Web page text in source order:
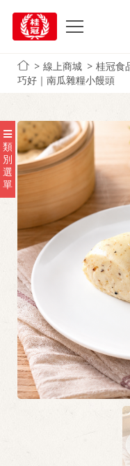
線上商城 桂冠食
巧好｜南瓜雜糧小饅頭
類
別
選
單